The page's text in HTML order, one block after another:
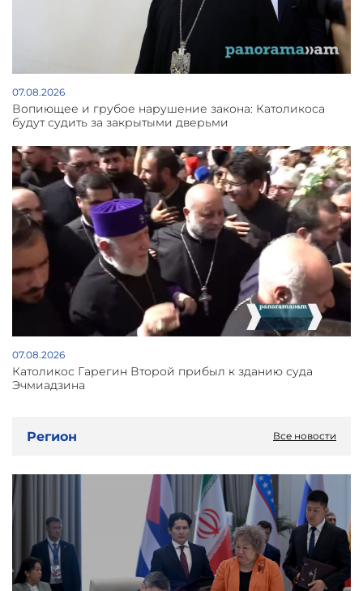
07.08.2026
Вопиющее и грубое нарушение закона: Католикоса
будут судить за закрытыми дверьми
07.08.2026
Католикос Гарегин Второй прибыл к зданию суда
Эчмиадзина
Регион Все новости